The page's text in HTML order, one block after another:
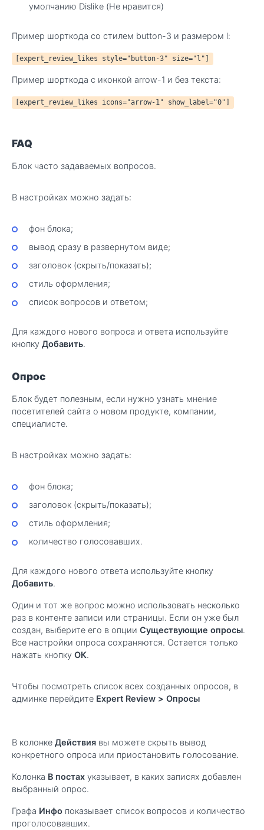
умолчанию Dislike (Не нравится)
Пример шорткода со стилем button-3 и размером l:
[expert_review_likes style="button-3" size="l"]
Пример шорткода с иконкой arrow-1 и без текста:
[expert_review_likes icons="arrow-1" show_label="0"]
FAQ
Блок часто задаваемых вопросов.
В настройках можно задать:
фон блока;
вывод сразу в развернутом виде;
заголовок (скрыть/показать);
стиль оформления;
список вопросов и ответом;
Для каждого нового вопроса и ответа используйте
кнопку Добавить.
Опрос
Блок будет полезным, если нужно узнать мнение
посетителей сайта о новом продукте, компании,
специалисте.
В настройках можно задать:
фон блока;
заголовок (скрыть/показать);
стиль оформления;
количество голосовавших.
Для каждого нового ответа используйте кнопку
Добавить.
Один и тот же вопрос можно использовать несколько
раз в контенте записи или страницы. Если он уже был
создан, выберите его в опции Существующие опросы.
Все настройки опроса сохраняются. Остается только
нажать кнопку ОК.
Чтобы посмотреть список всех созданных опросов, в
админке перейдите Expert Review > Опросы
В колонке Действия вы можете скрыть вывод
конкретного опроса или приостановить голосование.
Колонка В постах указывает, в каких записях добавлен
выбранный опрос.
Графа Инфо показывает список вопросов и количество
проголосовавших.